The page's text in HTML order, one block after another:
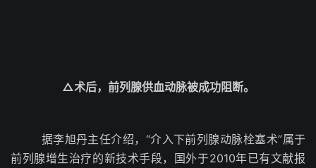
△术后，前列腺供血动脉被成功阻断。
据李旭丹主任介绍，“介入下前列腺动脉栓塞术”属于
前列腺增生治疗的新技术手段，国外于2010年已有文献报